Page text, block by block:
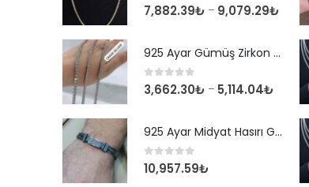
0 out of 5
7,882.39₺ – 9,079.29₺
925 Ayar Gümüş Zirkon Taşlı Yuvarlak Suyolu Bileklik
0 out of 5
3,662.30₺ – 5,114.04₺
925 Ayar Midyat Hasırı Gümüş Erkek Bilekliği
0out of 5
10,957.59₺